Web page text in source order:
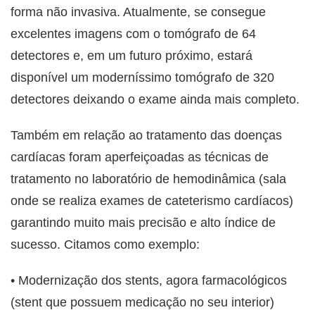
forma não invasiva. Atualmente, se consegue
excelentes imagens com o tomógrafo de 64
detectores e, em um futuro próximo, estará
disponível um moderníssimo tomógrafo de 320
detectores deixando o exame ainda mais completo.
Também em relação ao tratamento das doenças
cardíacas foram aperfeiçoadas as técnicas de
tratamento no laboratório de hemodinâmica (sala
onde se realiza exames de cateterismo cardíacos)
garantindo muito mais precisão e alto índice de
sucesso. Citamos como exemplo:
• Modernização dos stents, agora farmacológicos
(stent que possuem medicação no seu interior)